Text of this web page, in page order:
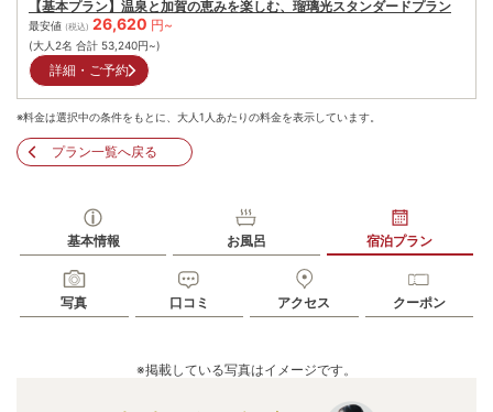
【基本プラン】温泉と加賀の恵みを楽しむ、瑠璃光スタンダードプラン
最安値 (税込) 26,620 円~
(大人2名 合計 53,240円~)
詳細・ご予約
※料金は選択中の条件をもとに、大人1人あたりの料金を表示しています。
プラン一覧へ戻る
基本情報 お風呂 宿泊プラン
写真 口コミ アクセス クーポン
※掲載している写真はイメージです。